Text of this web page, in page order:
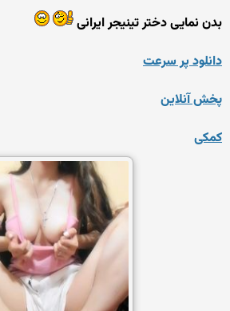
بدن نمایی دختر تینیجر ایرانی
دانلود پر سرعت
پخش آنلاین
کمکی